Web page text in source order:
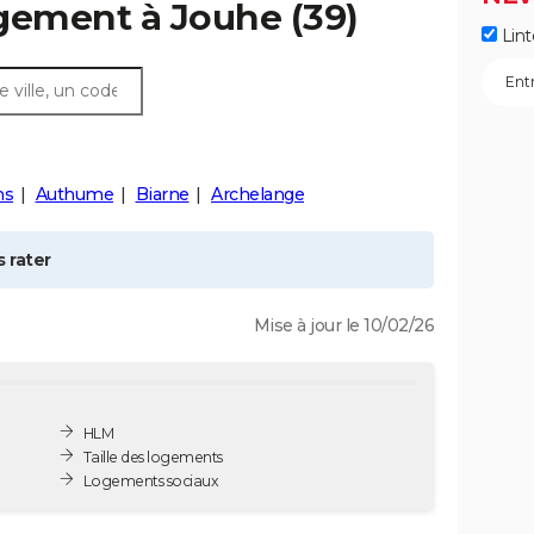
àJouhe (39)
Authume Biarne Archelange
rater
Mise à jour le 10/02/26
HLM
Taille des logements
Logements sociaux